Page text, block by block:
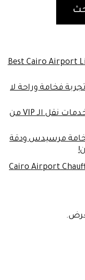
Best Cairo Airport
فخامة وراحة لا
VIP Conference Transportation | خدمات نقل الـ VIP من
مطار القاهرة 2026: فخامة مرسيدس ودقة
Cairo Airport